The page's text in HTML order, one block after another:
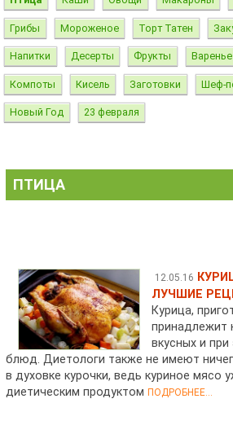
Грибы Мороженое Торт Татен
Напитки Десерты Фрукты Варенье
Компоты Кисель Заготовки Шеф-
Новый Год 23 февраля
ПТИЦА
12.05.16
ЛУЧШИЕ
Курица,
принадлежит
вкусных и
блюд. Диетологи также не имеют
в духовке курочки, ведь куриное мясо
диетическим продуктомПОДРОБНЕЕ...